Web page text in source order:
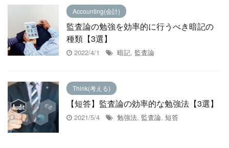
Accounting(会計)
監査論の勉強を効率的に行うべき暗記の
種類【3選】
2022/4/1 暗記, 監査論
Think(考える)
【短答】監査論の効率的な勉強法【3選】
2021/5/4 勉強法, 監査論, 短答